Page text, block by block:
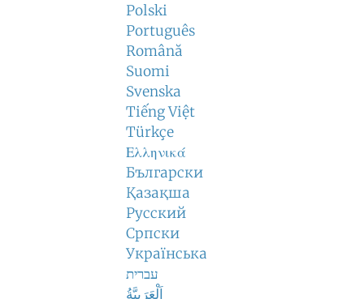
Polski
Português
Română
Suomi
Svenska
Tiếng Việt
Türkçe
Ελληνικά
Български
Қазақша
Русский
Српски
Українська
עברית
اَلْعَرَبِيَّةُ